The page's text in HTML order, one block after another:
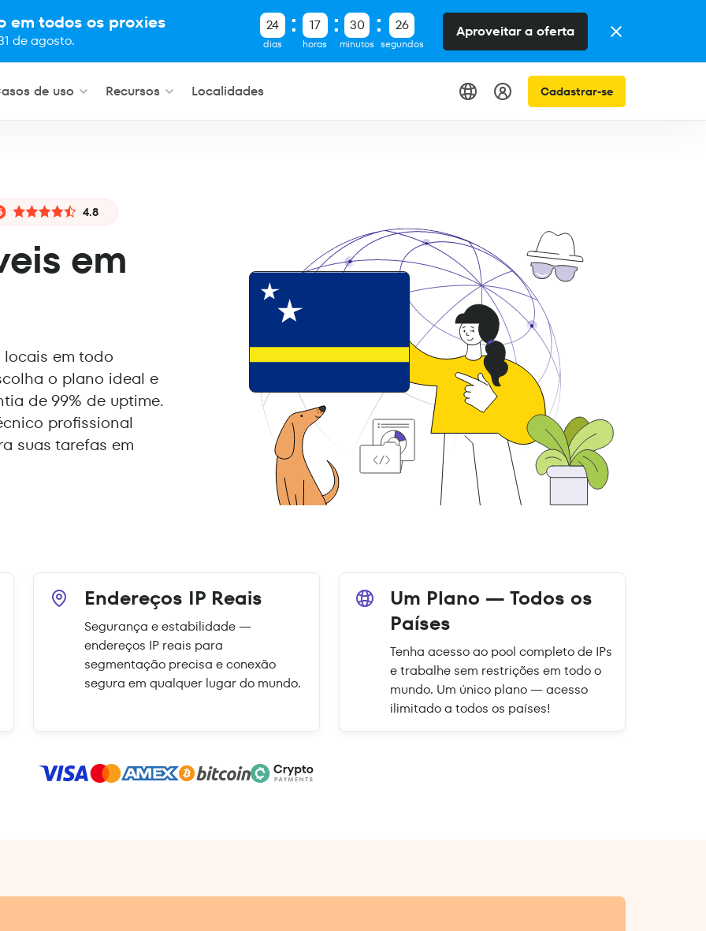
em todos os proxies
de agosto.
24
dias
17
horas
30
minutos
25
segundos
Aproveitar a oferta
de uso Recursos Localidades Cadastrar-se
4.8
em
em todo
o plano ideal e
de 99% de uptime.
profissional
suas tarefas em
Endereços IP Reais
Segurança e estabilidade —
endereços IP reais para
segmentação precisa e conexão
segura em qualquer lugar do mundo.
Um Plano — Todos os
Países
Tenha acesso ao pool completo de IPs
e trabalhe sem restrições em todo o
mundo. Um único plano — acesso
ilimitado a todos os países!